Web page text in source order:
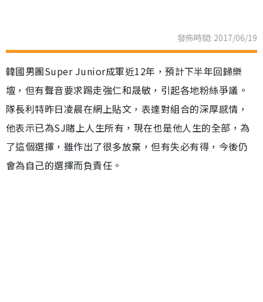
發佈時間: 2017/06/19
韓國男團Super Junior成軍近12年，預計下半年回歸樂
壇，但有聲音要求踢走強仁和晟敏，引起各地粉絲爭議。
隊長利特昨日凌晨在網上貼文，表達對組合的深厚感情，
他表示已為SJ賭上人生所有，現在也是他人生的全部，為
了這個選擇，雖作出了很多放棄，但有失必有得，今後仍
會為自己的選擇而負責任。